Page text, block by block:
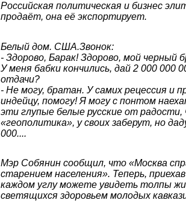
Российская политическая и бизнес
продаёт, она её экспортирует.
Белый дом. США.Звонок:
- Здорово, Барак! Здорово, мой черный
У меня бабки кончились, дай 2 000 000
отдачи?
- Не могу, братан. У самих рецессия и
индейцу, помогу! Я могу с понтом
эти глупые белые русские от
«геополитика», у своих заберут, но
000....
Мэр Собянин сообщил, что «Москва
старением населения». Теперь,
каждом углу можете увидеть толпы
светящихся здоровьем молодых